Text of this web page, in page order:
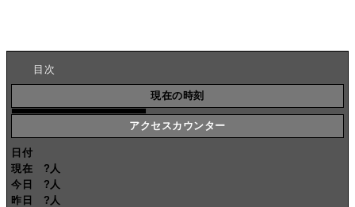
目次
現在の時刻
アクセスカウンター
日付
現在
? 人
今日
? 人
昨日
? 人